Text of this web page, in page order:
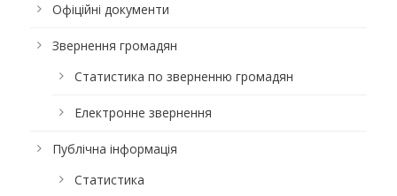
Офіційні документи
Звернення громадян
Статистика по зверненню громадян
Електронне звернення
Публічна інформація
Статистика